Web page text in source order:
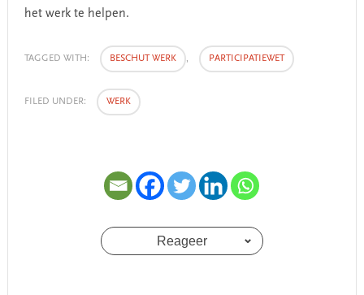
het werk te helpen.
TAGGED WITH: BESCHUT WERK , PARTICIPATIEWET
FILED UNDER: WERK
Reageer